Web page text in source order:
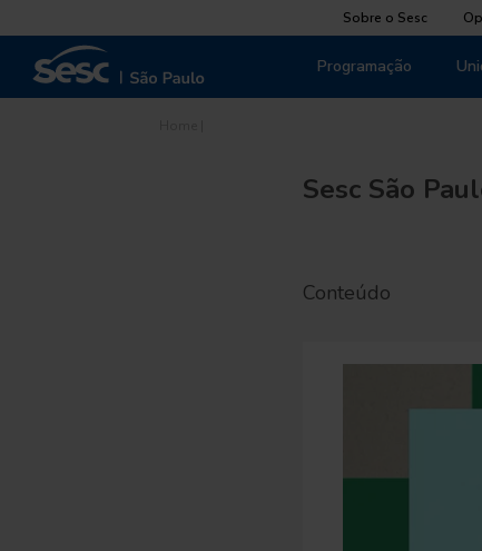
Sobre o Sesc
Programação
Sesc São
Conteúdo